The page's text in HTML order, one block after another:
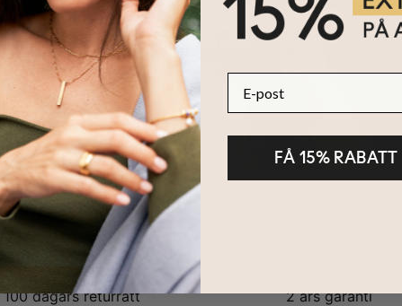
HÅLLBARHET
KÄRNAN PÅ MYKA
LÄS MER
100 dagars returrätt 2 års garanti
FÅ 15% RABATT